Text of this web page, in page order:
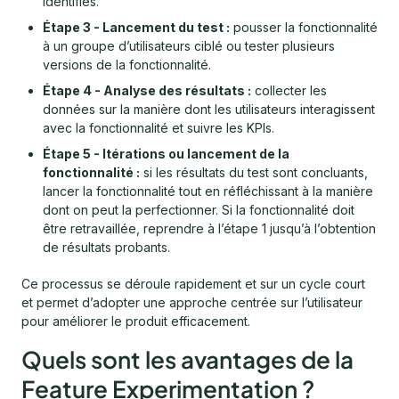
Étape 3 - Lancement du test : pousser la fonctionnalité
à un groupe d’utilisateurs ciblé ou tester plusieurs
versions de la fonctionnalité.
Étape 4 - Analyse des résultats : collecter les
données sur la manière dont les utilisateurs interagissent
avec la fonctionnalité et suivre les KPIs.
Étape 5 - Itérations ou lancement de la
fonctionnalité : si les résultats du test sont concluants,
lancer la fonctionnalité tout en réfléchissant à la manière
dont on peut la perfectionner. Si la fonctionnalité doit
être retravaillée, reprendre à l’étape 1 jusqu’à l’obtention
de résultats probants.
Ce processus se déroule rapidement et sur un cycle court
et permet d’adopter une approche centrée sur l’utilisateur
pour améliorer le produit efficacement.
Quels sont les avantages de la
Feature Experimentation ?